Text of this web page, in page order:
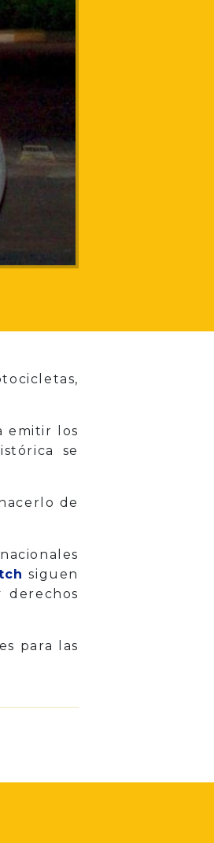
emitir los
se
de
siguen
para las